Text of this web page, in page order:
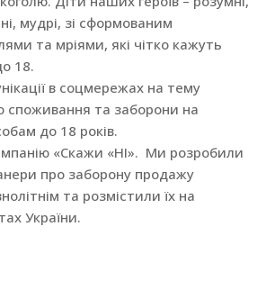
мудрі, зі сформованим
та мріями, які чітко кажуть
18.
в соцмережах на тему
споживання та заборони на
до 18 років.
«Скажи «НІ». Ми розробили
про заборону продажу
та розмістили їх на
України.